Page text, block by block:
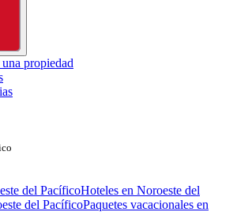
propiedad
del PacíficoHoteles en Noroeste del
del PacíficoPaquetes vacacionales en